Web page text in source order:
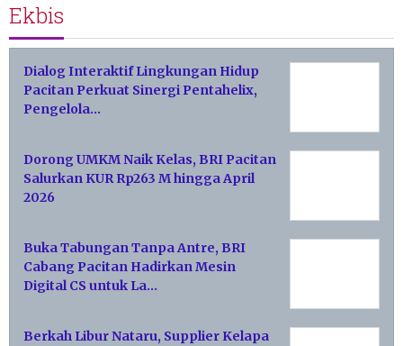
Ekbis
Dialog Interaktif Lingkungan Hidup
Pacitan Perkuat Sinergi Pentahelix,
Pengelola…
Dorong UMKM Naik Kelas, BRI Pacitan
Salurkan KUR Rp263 M hingga April
2026
Buka Tabungan Tanpa Antre, BRI
Cabang Pacitan Hadirkan Mesin
Digital CS untuk La…
Berkah Libur Nataru, Supplier Kelapa